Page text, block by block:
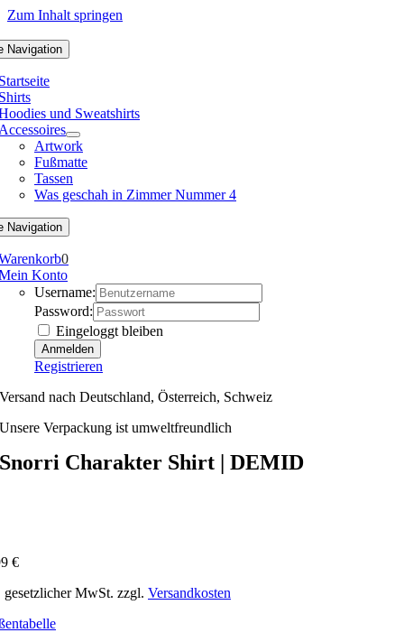
Zum Inhalt springen
Navigation
und Sweatshirts
Artwork
Fußmatte
Tassen
Was geschah in Zimmer Nummer 4
Navigation
0
Konto
Username:
Password:
Eingeloggt bleiben
Registrieren
Versand nach Deutschland, Österreich, Schweiz
Unsere Verpackung ist umweltfreundlich
Snorri Charakter Shirt | DEMID
€
MwSt. zzgl. Versandkosten